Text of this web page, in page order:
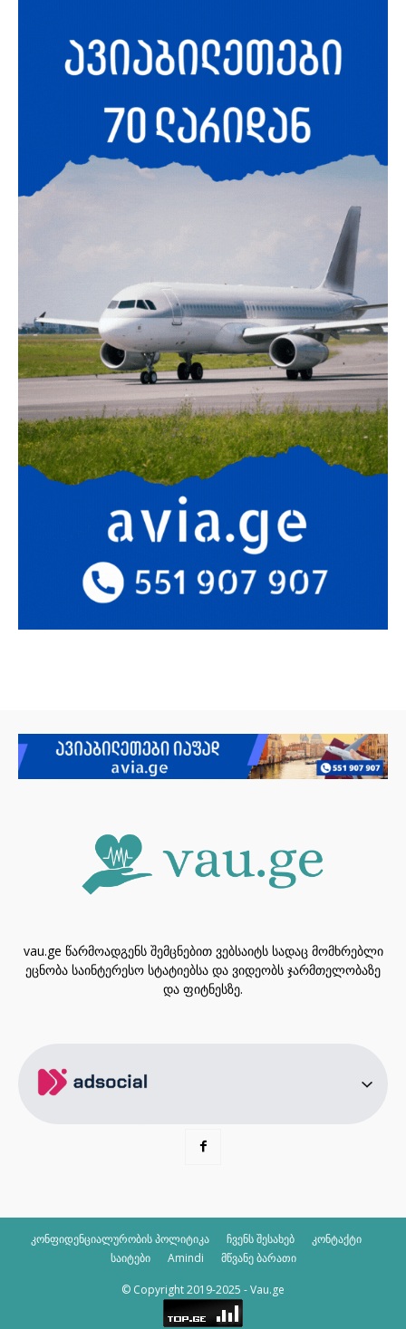
vau.ge წარმოადგენს შემცნებით ვებსაიტს სადაც მომხრებლი
ეცნობა საინტერესო სტატიებსა და ვიდეობს ჯარმთელობაზე
და ფიტნესზე.
კონფიდენციალურობის პოლიტიკა ჩვენს შესახებ
კონტაქტი
საიტები
Amindi მწვანე ბარათი
© Copyright 2019-2025 - Vau.ge